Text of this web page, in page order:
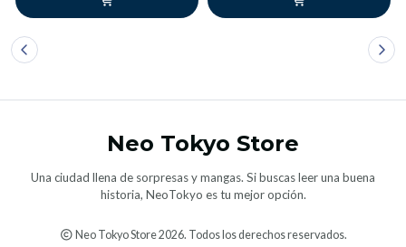
Neo Tokyo Store
Una ciudad llena de sorpresas y mangas. Si buscas leer una buena
historia, NeoTokyo es tu mejor opción.
Neo Tokyo Store 2026. Todos los derechos reservados.